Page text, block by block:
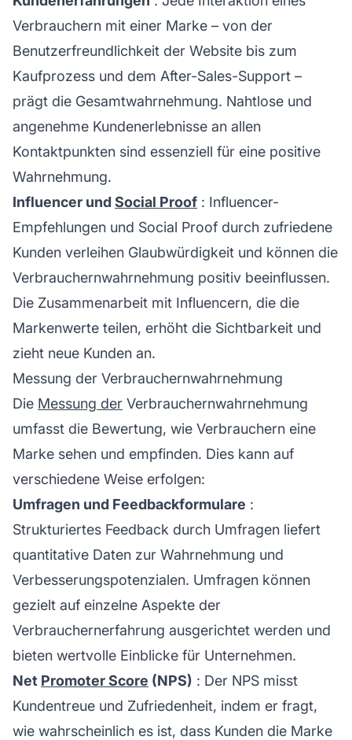
Verbrauchern mit einer Marke – von der
Benutzerfreundlichkeit der Website bis zum
Kaufprozess und dem After-Sales-Support –
prägt die Gesamtwahrnehmung. Nahtlose und
angenehme Kundenerlebnisse an allen
Kontaktpunkten sind essenziell für eine positive
Wahrnehmung.
Influencer undSocial Proof : Influencer-
Empfehlungen und Social Proof durch zufriedene
Kunden verleihen Glaubwürdigkeit und können die
Verbrauchernwahrnehmung positiv beeinflussen.
Die Zusammenarbeit mit Influencern, die die
Markenwerte teilen, erhöht die Sichtbarkeit und
zieht neue Kunden an.
Messung der Verbrauchernwahrnehmung
Die Messung der Verbrauchernwahrnehmung
umfasst die Bewertung, wie Verbrauchern eine
Marke sehen und empfinden. Dies kann auf
verschiedene Weise erfolgen:
Umfragen und Feedbackformulare :
Strukturiertes Feedback durch Umfragen liefert
quantitative Daten zur Wahrnehmung und
Verbesserungspotenzialen. Umfragen können
gezielt auf einzelne Aspekte der
Verbrauchernerfahrung ausgerichtet werden und
bieten wertvolle Einblicke für Unternehmen.
Net Promoter Score (NPS) : Der NPS misst
Kundentreue und Zufriedenheit, indem er fragt,
wie wahrscheinlich es ist, dass Kunden die Marke